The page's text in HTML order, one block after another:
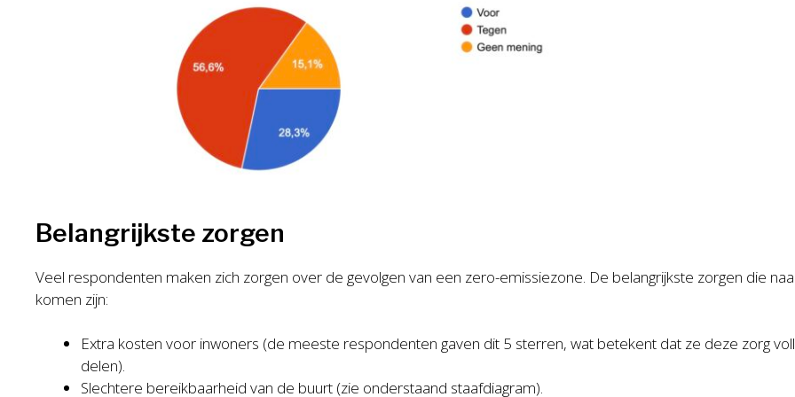
Belangrijkste zorgen
Veel respondenten maken zich zorgen over de gevolgen van een zero-emissiezone. De belangrijkste zorgen die
komen zijn:
Extra kosten voor inwoners (de meeste respondenten gaven dit 5 sterren, wat betekent dat ze deze zorg
delen).
Slechtere bereikbaarheid van de buurt (zie onderstaand staafdiagram).